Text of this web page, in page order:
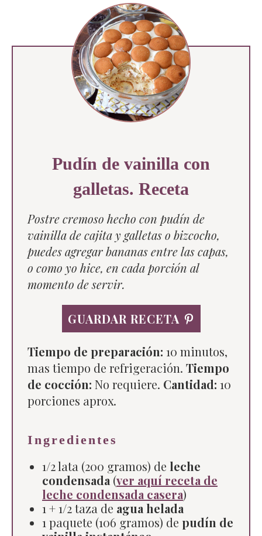
Pudín de vainilla con
galletas. Receta
Postre cremoso hecho con pudín de
vainilla de cajita y galletas o bizcocho,
puedes agregar bananas entre las capas,
o como yo hice, en cada porción al
momento de servir.
GUARDAR RECETA
Tiempo de preparación: 10 minutos,
mas tiempo de refrigeración. Tiempo
de cocción: No requiere. Cantidad: 10
porciones aprox.
Ingredientes
1/2 lata (200 gramos) de leche
condensada (ver aquí receta de
leche condensada casera)
1 + 1/2 taza de agua helada
1 paquete (106 gramos) de pudín de